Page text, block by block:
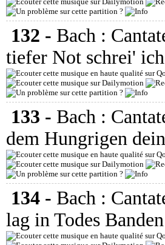
132 - Bach :
tiefer Not schrei'
133 - Bach :
dem Hungrigen
134 - Bach :
lag in Todes Banden